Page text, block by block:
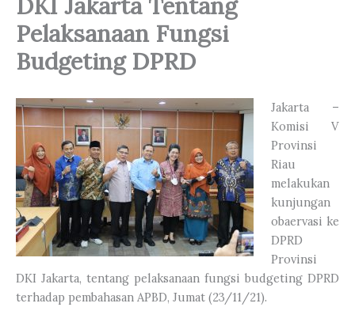
Pelaksanaan Fungsi
Budgeting DPRD
Jakarta –
Komisi V
Provinsi
Riau
melakukan
kunjungan
obaervasi ke
DPRD
Provinsi
DKI Jakarta, tentang pelaksanaan fungsi budgeting DPRD
terhadap pembahasan APBD, Jumat (23/11/21).